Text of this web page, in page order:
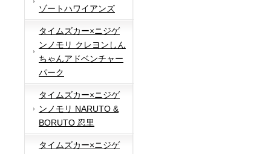
ゾートハワイアンズ
タイムズカー×ニジゲ
ンノモリ クレヨンしん
ちゃんアドベンチャー
パーク
タイムズカー×ニジゲ
ンノモリ NARUTO &
BORUTO 忍里
タイムズカー×ニジゲ